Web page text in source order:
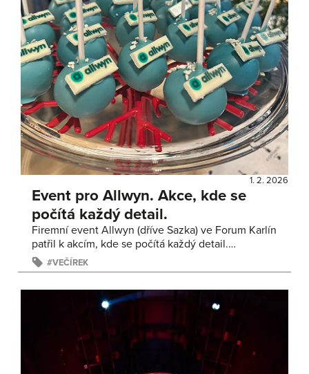
1. 2. 2026
Event pro Allwyn. Akce, kde se
počítá každý detail.
Firemní event Allwyn (dříve Sazka) ve Forum Karlín
patřil k akcím, kde se počítá každý detail.…
VEČÍREK